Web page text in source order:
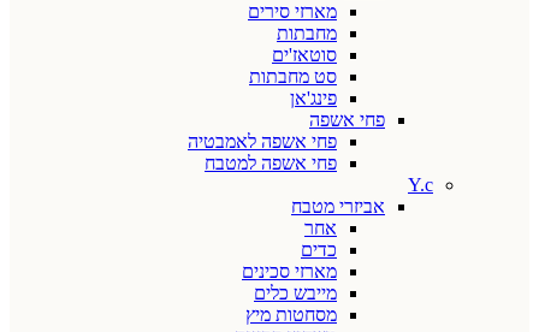
מארזי סירים
מחבתות
סוטאז'ים
סט מחבתות
פינג'אן
פחי אשפה
פחי אשפה לאמבטיה
פחי אשפה למטבח
Y.c
אביזרי מטבח
אחר
כדים
מארזי סכינים
מייבש כלים
מסחטות מיץ